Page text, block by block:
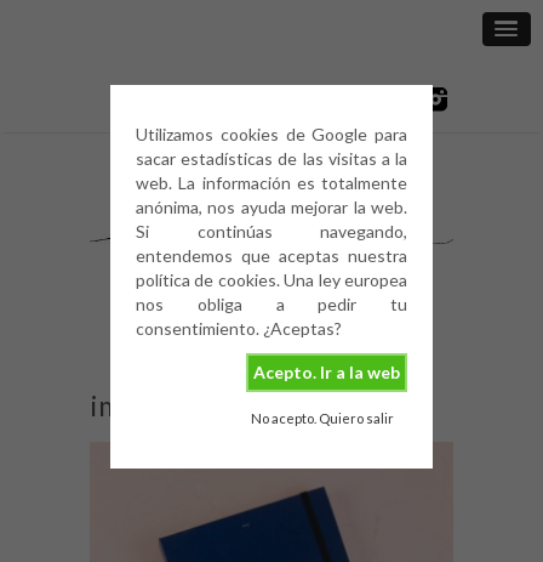
Utilizamos cookies de Google para
sacar estadísticas de las visitas a la
web. La información es totalmente
anónima, nos ayuda mejorar la web.
Si continúas navegando,
entendemos que aceptas nuestra
política de cookies. Una ley europea
nos obliga a pedir tu
consentimiento. ¿Aceptas?
Acepto. Ir a la web
No acepto. Quiero salir
img_1599